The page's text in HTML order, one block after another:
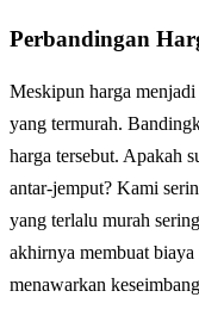
Perbandingan
Meskipun harga
yang termurah.
harga tersebut. Apakah
antar-jemput? Kami
yang terlalu murah
akhirnya membuat
menawarkan